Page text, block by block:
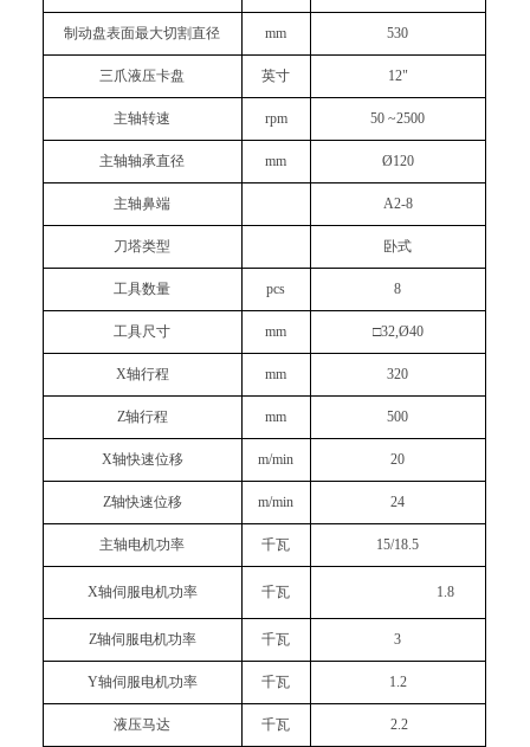
制动盘表面最大切割直径 mm 530
三爪液压卡盘 英寸 12"
主轴转速 rpm 50 ~2500
主轴轴承直径 mm Ø120
主轴鼻端 A2-8
刀塔类型 卧式
工具数量 pcs 8
工具尺寸 mm □32,Ø40
X轴行程 mm 320
Z轴行程 mm 500
X轴快速位移 m/min 20
Z轴快速位移 m/min 24
主轴电机功率 千瓦 15/18.5
X轴伺服电机功率 千瓦 1.8
Z轴伺服电机功率 千瓦 3
Y轴伺服电机功率 千瓦 1.2
液压马达 千瓦 2.2